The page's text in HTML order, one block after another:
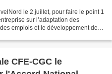
le 2 juillet, pour faire le point 1
sur l’adaptation des
emplois et le développement de
CFE-CGC le